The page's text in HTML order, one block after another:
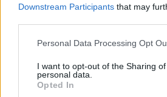
Downstream Participants that may
Please note that this website/app
not limited to your visit or usage
grant or deny consent to Google and
use your data for below specified
Personal Data Processing Opt
I want to opt-out of the Sharing
personal data.
Opted In